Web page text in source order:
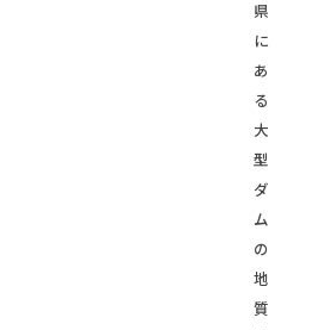
県
に
あ
る
大
型
ダ
ム
の
地
質